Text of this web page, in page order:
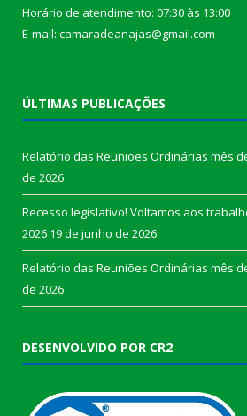
Horário de atendimento: 07:30 às 13:00
E-mail: camaradeanajas@gmail.com
ÚLTIMAS PUBLICAÇÕES
Relatório das Reuniões Ordinárias mês
de 2026
Recesso legislativo! Voltamos aos
2026 19 de junho de 2026
Relatório das Reuniões Ordinárias mês
de 2026
DESENVOLVIDO POR CR2